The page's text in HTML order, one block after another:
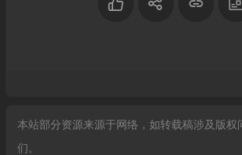
本站部分资源来源于网络，如转载稿涉及版权
们。